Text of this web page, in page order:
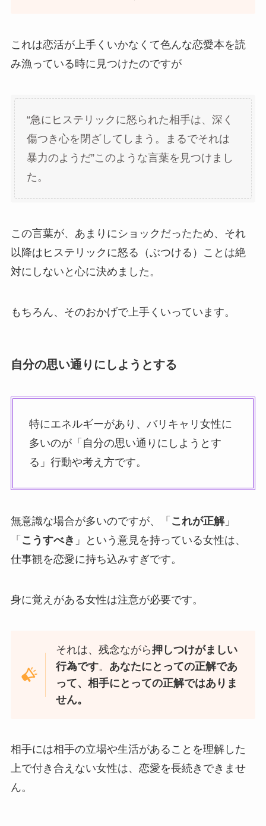
これは恋活が上手くいかなくて色んな恋愛本を読
み漁っている時に見つけたのですが
“急にヒステリックに怒られた相手は、深く
傷つき心を閉ざしてしまう。まるでそれは
暴力のようだ”このような言葉を見つけまし
た。
この言葉が、あまりにショックだったため、それ
以降はヒステリックに怒る（ぶつける）ことは絶
対にしないと心に決めました。
もちろん、そのおかげで上手くいっています。
自分の思い通りにしようとする
特にエネルギーがあり、バリキャリ女性に
多いのが「自分の思い通りにしようとす
る」行動や考え方です。
無意識な場合が多いのですが、「 これが正解」
「 こうすべき 」という意見を持っている女性は、
仕事観を恋愛に持ち込みすぎです。
身に覚えがある女性は注意が必要です。
それは、残念ながら押しつけがましい
行為です。 あなたにとっての正解であ
って、相手にとっての正解ではありま
せん。
相手には相手の立場や生活があることを理解した
上で付き合えない女性は、恋愛を長続きできませ
ん。